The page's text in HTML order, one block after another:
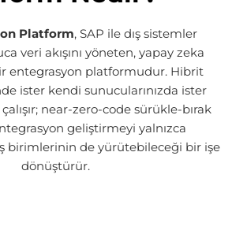
Platform, SAP ile dış sistemler
veri akışını yöneten, yapay zeka
entegrasyon platformudur. Hibrit
ister kendi sunucularınızda ister
near-zero-code sürükle-bırak
geliştirmeyi yalnızca
birimlerinin de yürütebileceği bir işe
dönüştürür.